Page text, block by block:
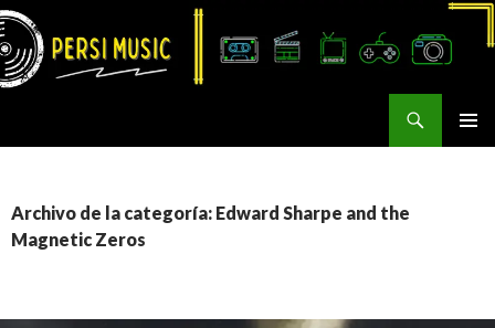
Archivo de la categoría: Edward Sharpe and the
Magnetic Zeros